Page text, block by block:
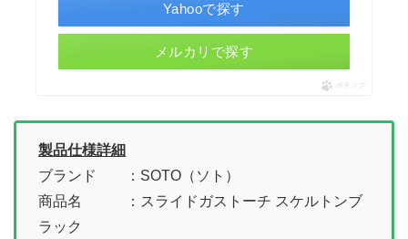
Yahooで探す
メルカリで探す
ポチップ
製品仕様詳細
ブランド ：SOTO（ソト）
商品名 ：スライドガストーチ スケルトンブ
ラック